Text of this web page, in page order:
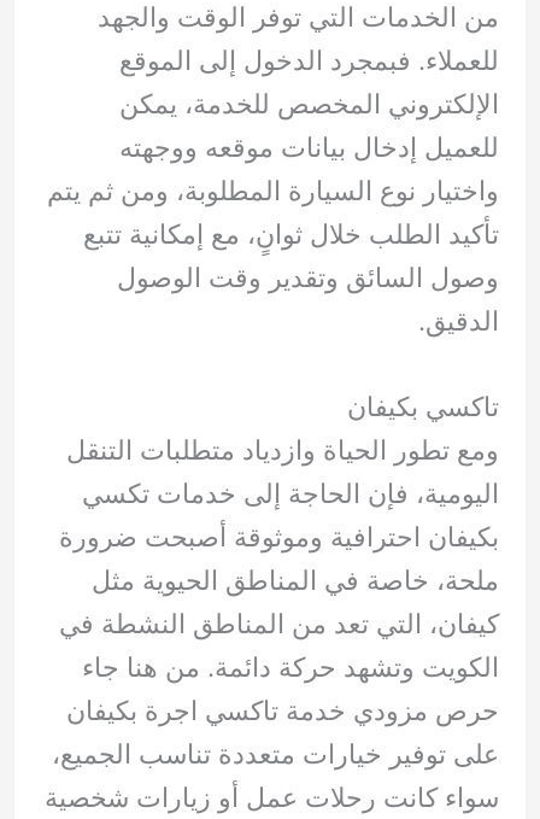
من الخدمات التي توفر الوقت والجهد
للعملاء. فبمجرد الدخول إلى الموقع
الإلكتروني المخصص للخدمة، يمكن
للعميل إدخال بيانات موقعه ووجهته
واختيار نوع السيارة المطلوبة، ومن ثم يتم
تأكيد الطلب خلال ثوانٍ، مع إمكانية تتبع
وصول السائق وتقدير وقت الوصول
الدقيق.
تاكسي بكيفان
ومع تطور الحياة وازدياد متطلبات التنقل
اليومية، فإن الحاجة إلى خدمات تكسي
بكيفان احترافية وموثوقة أصبحت ضرورة
ملحة، خاصة في المناطق الحيوية مثل
كيفان، التي تعد من المناطق النشطة في
الكويت وتشهد حركة دائمة. من هنا جاء
حرص مزودي خدمة تاكسي اجرة بكيفان
على توفير خيارات متعددة تناسب الجميع،
سواء كانت رحلات عمل أو زيارات شخصية